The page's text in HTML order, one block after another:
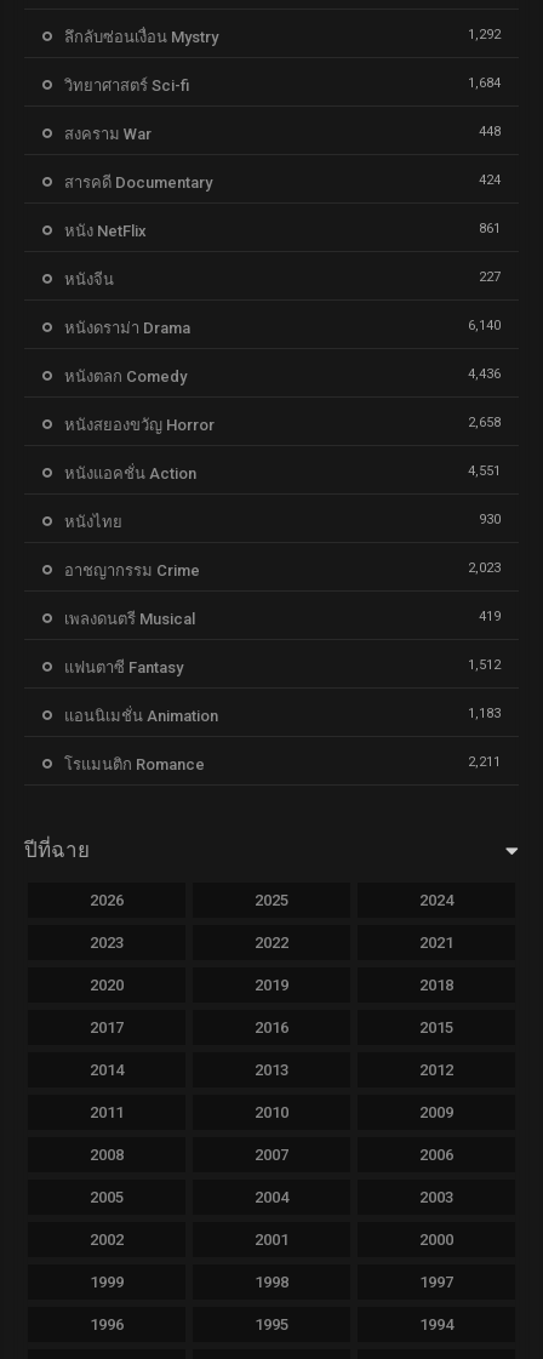
ลึกลับซ่อนเงื่อน Mystry 1,292
วิทยาศาสตร์ Sci-fi 1,684
สงคราม War 448
สารคดี Documentary 424
หนัง NetFlix 861
หนังจีน 227
หนังดราม่า Drama 6,140
หนังตลก Comedy 4,436
หนังสยองขวัญ Horror 2,658
หนังแอคชั่น Action 4,551
หนังไทย 930
อาชญากรรม Crime 2,023
เพลงดนตรี Musical 419
แฟนตาซี Fantasy 1,512
แอนนิเมชั่น Animation 1,183
โรแมนติก Romance 2,211
ปีที่ฉาย
2026 2025 2024
2023 2022 2021
2020 2019 2018
2017 2016 2015
2014 2013 2012
2011 2010 2009
2008 2007 2006
2005 2004 2003
2002 2001 2000
1999 1998 1997
1996 1995 1994